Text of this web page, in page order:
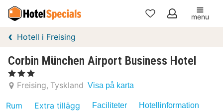
Mina
menu
Hotell i Freising
Corbin München Airport Business Hotel
, 3 Stjärnor
Freising Tyskland Visa på karta
Rum Extra tillägg Faciliteter Hotellinformation